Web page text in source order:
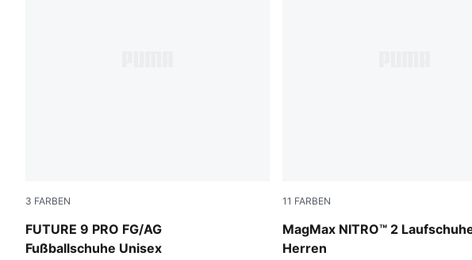
3 FARBEN
FUTURE 9 PRO FG/AG
Fußballschuhe Unisex
PUMA White-Metallic Gold-PUMA Black
11 FARBEN
MagMax NITRO™ 2
Herren
Apple Spritz-Lux Lime